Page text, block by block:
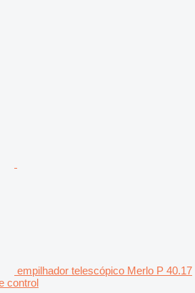
empilhador telescópico Merlo P 40.17
control